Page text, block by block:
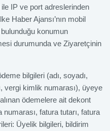
IP ve port adreslerinden
Haber Ajansı’nın mobil
bulunduğu konumun
durumunda ve Ziyaretçinin
bilgileri (adı, soyadı,
vergi kimlik numarası), üyeye
ödemelere ait dekont
fatura tutarı, fatura
Üyelik bilgileri, bildirim